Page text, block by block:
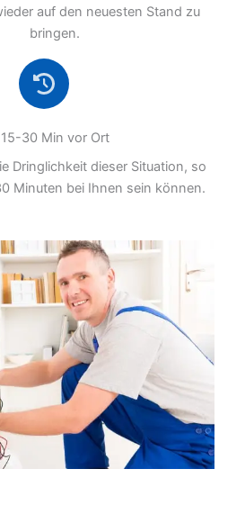
auf den neuesten Stand zu
bringen.
15-30 Min vor Ort
Dringlichkeit dieser Situation, so
Minuten bei Ihnen sein können.